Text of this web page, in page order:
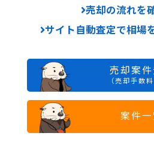
売却の流れを
サイト自動査定で相場
売却案
（売却手数
案件